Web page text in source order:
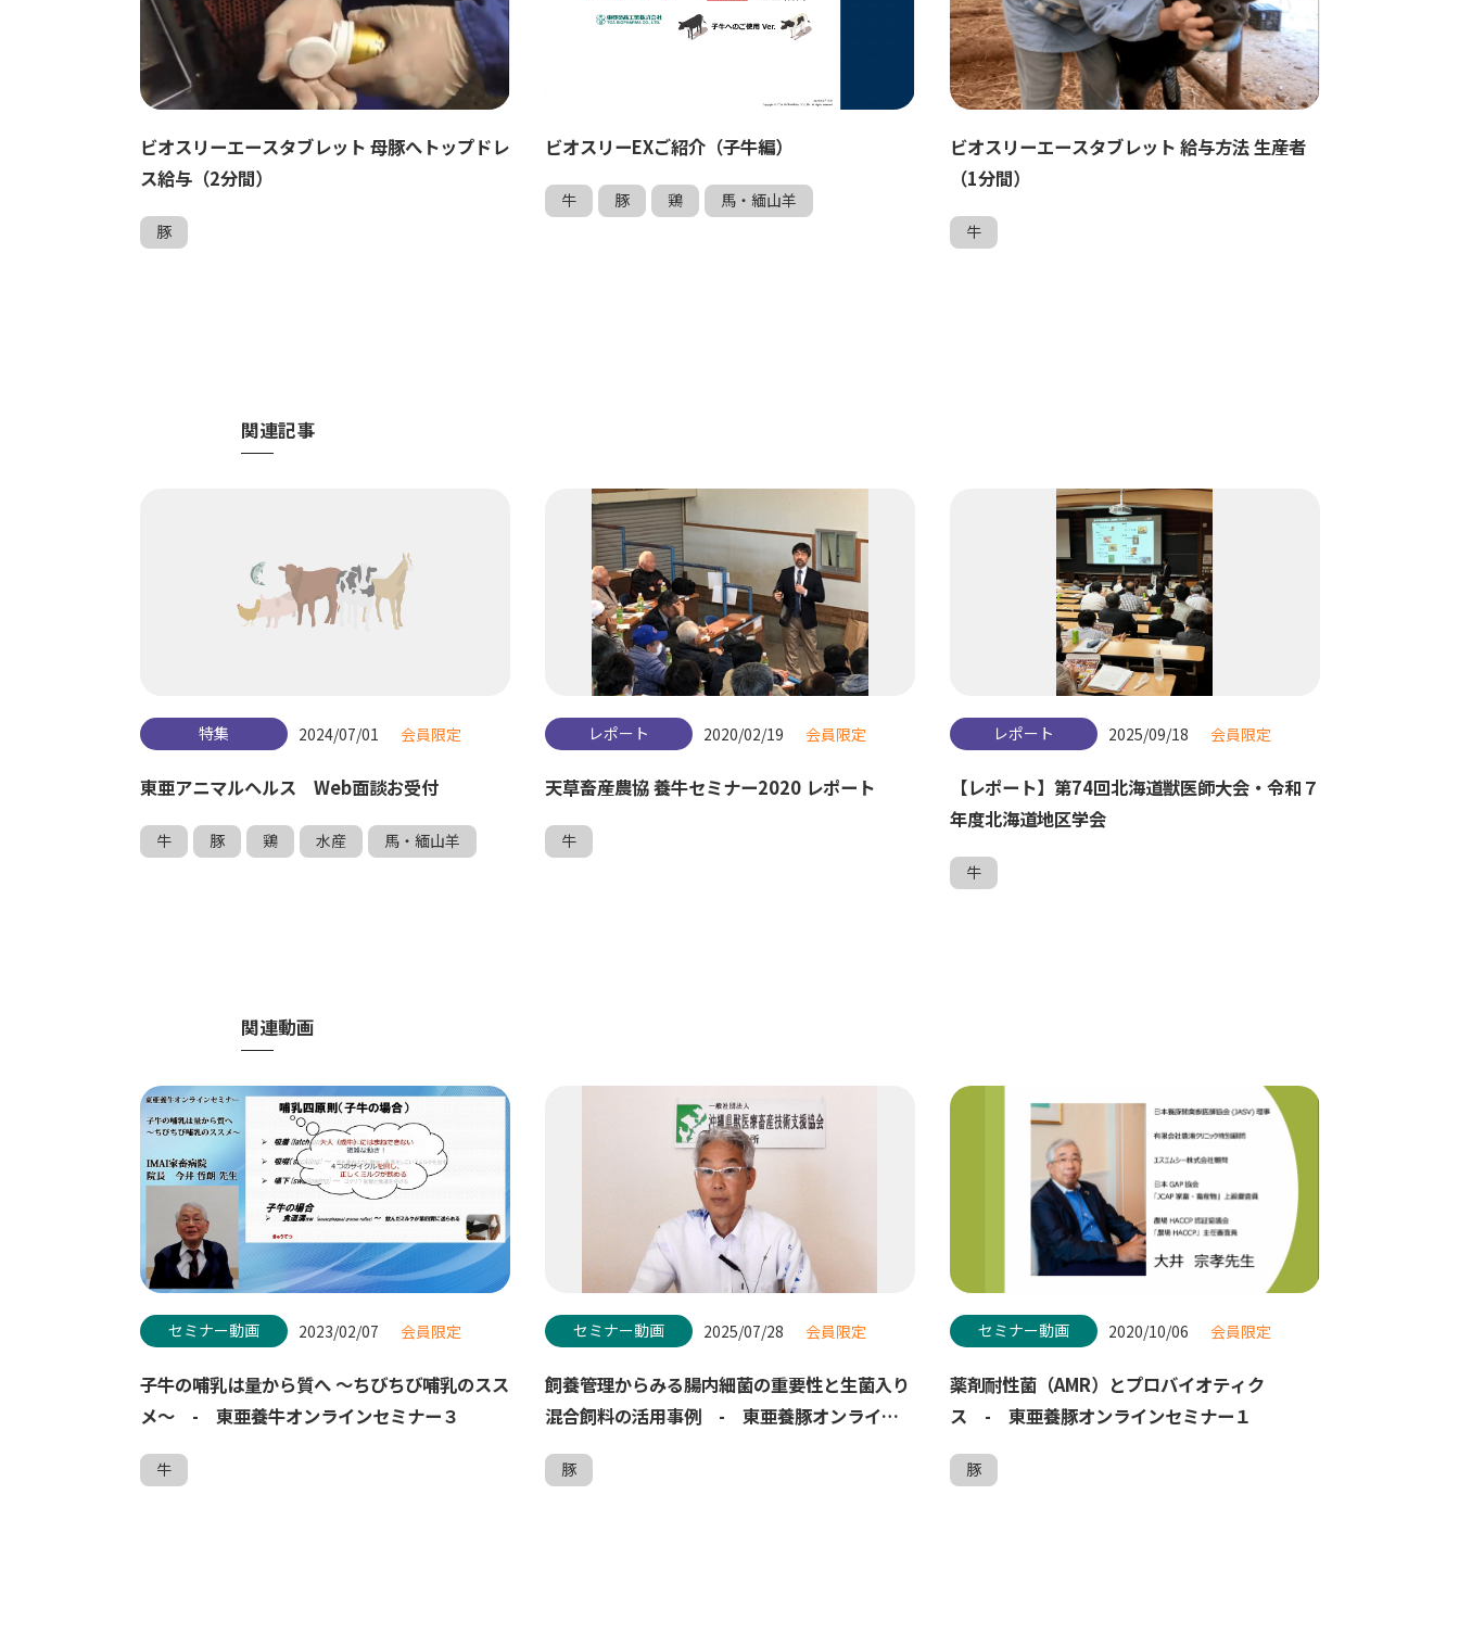
ビオスリーエースタブレット 母豚へトップドレ
ス給与（2分間）
豚
ビオスリーEXご紹介（子牛編）
牛 豚 鶏 馬・緬山羊
ビオスリーエースタブレット 給与方法 生産者
（1分間）
牛
関連記事
特集 2024/07/01 会員限定
東亜アニマルヘルス Web面談お受付
牛 豚 鶏 水産 馬・緬山羊
レポート 2020/02/19 会員限定
天草畜産農協 養牛セミナー2020 レポート
牛
レポート 2025/09/18 会員限定
【レポート】第74回北海道獣医師大会・令和７
年度北海道地区学会
牛
関連動画
セミナー動画 2023/02/07 会員限定
子牛の哺乳は量から質へ ～ちびちび哺乳のスス
メ～ - 東亜養牛オンラインセミナー３
牛
セミナー動画 2025/07/28 会員限定
飼養管理からみる腸内細菌の重要性と生菌入り
混合飼料の活用事例 - 東亜養豚オンライン
セミナー５
豚
セミナー動画 2020/10/06 会員限定
薬剤耐性菌（AMR）とプロバイオティク
ス - 東亜養豚オンラインセミナー１
豚